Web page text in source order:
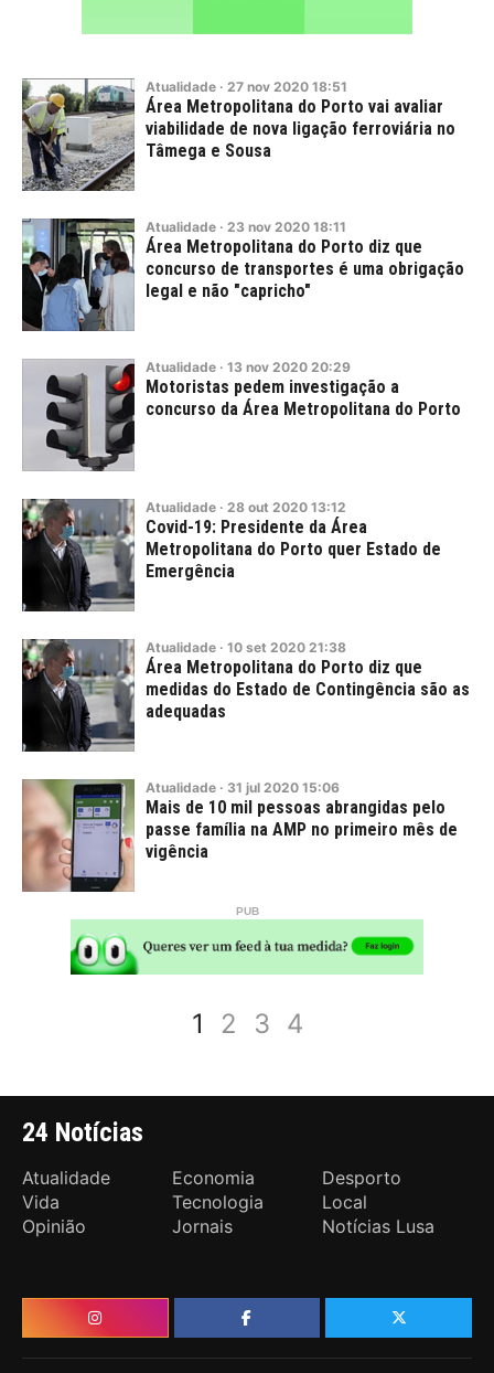
Atualidade · 27 nov 2020 18:51
Área Metropolitana do Porto vai avaliar
viabilidade de nova ligação ferroviária no
Tâmega e Sousa
Atualidade · 23 nov 2020 18:11
Área Metropolitana do Porto diz que
concurso de transportes é uma obrigação
legal e não "capricho"
Atualidade · 13 nov 2020 20:29
Motoristas pedem investigação a
concurso da Área Metropolitana do Porto
Atualidade · 28 out 2020 13:12
Covid-19: Presidente da Área
Metropolitana do Porto quer Estado de
Emergência
Atualidade · 10 set 2020 21:38
Área Metropolitana do Porto diz que
medidas do Estado de Contingência são as
adequadas
Atualidade · 31 jul 2020 15:06
Mais de 10 mil pessoas abrangidas pelo
passe família na AMP no primeiro mês de
vigência
1 2 3 4
24 Notícias
Atualidade Economia
Desporto
Vida
Tecnologia
Local
Opinião
Jornais Notícias Lusa